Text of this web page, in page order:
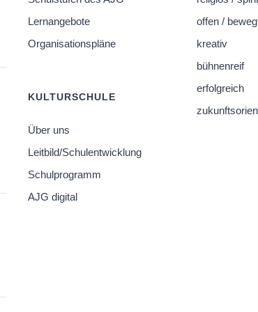
Lernangebote
Organisationspläne
KULTURSCHULE
Über uns
Leitbild/Schulentwicklung
Schulprogramm
AJG digital
offen /
kreativ
bühnenreif
erfolgreich